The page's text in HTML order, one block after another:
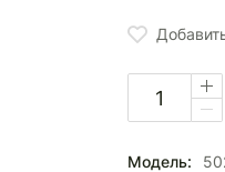
Модель: